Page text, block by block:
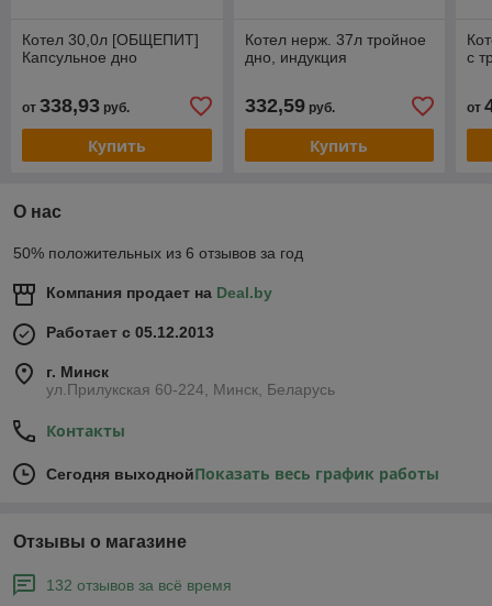
Котел 30,0л [ОБЩЕПИТ]
Капсульное дно
от 338,93 руб.
Купить
Котел нерж. 37л тройное
дно, индукция
332,59руб.
Купить
с
от
О нас
50% положительных из 6 отзывов за год
Компания продает на Deal.by
Работает с 05.12.2013
г. Минск
ул.Прилукская 60-224, Минск, Беларусь
Контакты
Сегодня выходнойПоказать весь график работы
Отзывы о магазине
132 отзывов за всё время